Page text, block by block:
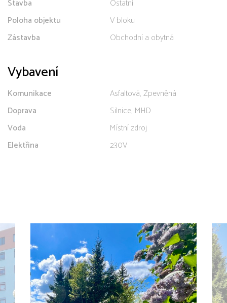
Stavba
Ostatní
Poloha objektu
V bloku
Zástavba
Obchodní a obytná
Vybavení
Komunikace
Asfaltová, Zpevněná
Doprava
Silnice, MHD
Voda
Místní zdroj
Elektřina
230V